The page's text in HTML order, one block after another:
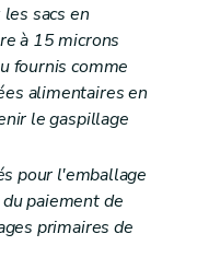
sacs en
à 15 microns
fournis comme
alimentaires en
le gaspillage
pour l'emballage
paiement de
primaires de